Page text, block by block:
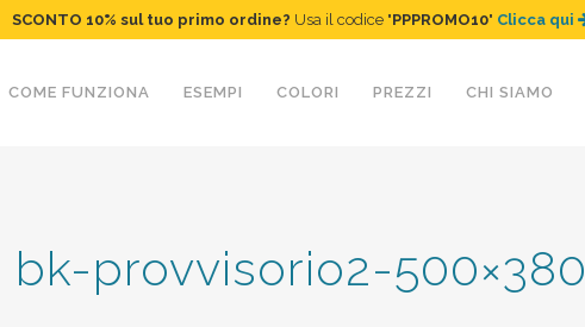
SCONTO 10% sul tuo primo ordine? Usa il codice "PPPROMO10" Clicca qui
COME FUNZIONA ESEMPI COLORI PREZZI CHI SIAMO
bk-provvisorio2-500×380